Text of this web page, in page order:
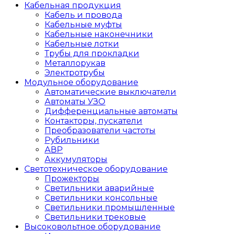
Кабельная продукция
Кабель и провода
Кабельные муфты
Кабельные наконечники
Кабельные лотки
Трубы для прокладки
Металлорукав
Электротрубы
Модульное оборудование
Автоматические выключатели
Автоматы УЗО
Дифференциальные автоматы
Контакторы, пускатели
Преобразователи частоты
Рубильники
АВР
Аккумуляторы
Светотехническое оборудование
Прожекторы
Светильники аварийные
Светильники консольные
Светильники промышленные
Светильники трековые
Высоковольтное оборудование